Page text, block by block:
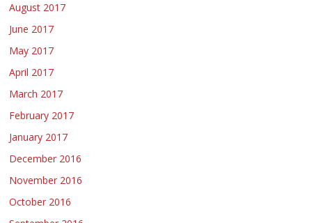
August 2017
June 2017
May 2017
April 2017
March 2017
February 2017
January 2017
December 2016
November 2016
October 2016